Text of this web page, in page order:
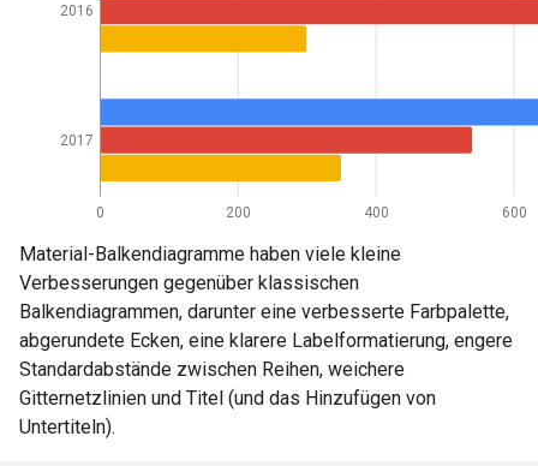
Material-Balkendiagramme haben viele kleine
Verbesserungen gegenüber klassischen
Balkendiagrammen, darunter eine verbesserte Farbpalette,
abgerundete Ecken, eine klarere Labelformatierung, engere
Standardabstände zwischen Reihen, weichere
Gitternetzlinien und Titel (und das Hinzufügen von
Untertiteln).